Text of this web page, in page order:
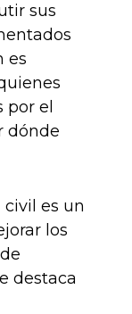
sus
es
el
dónde
es un
los
destaca